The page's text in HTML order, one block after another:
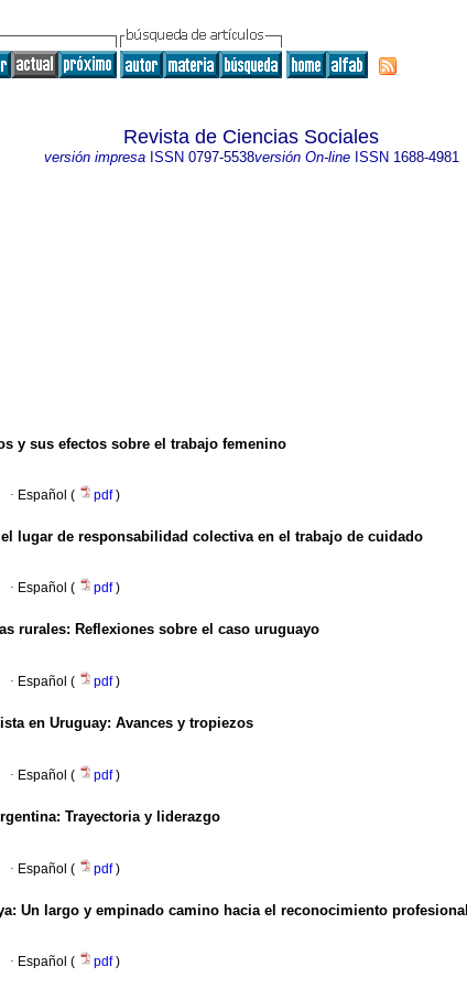
Revista de Ciencias Sociales
versión impresaISSN 0797-5538versión On-lineISSN 1688-4981
y sus efectos sobre el trabajo femenino
· Español ( pdf)
el lugar de responsabilidad colectiva en el trabajo de cuidado
· Español ( pdf)
rurales: Reflexiones sobre el caso uruguayo
· Español ( pdf)
en Uruguay: Avances y tropiezos
· Español ( pdf)
: Trayectoria y liderazgo
· Español ( pdf)
: Un largo y empinado camino hacia el reconocimiento profesional
· Español ( pdf)